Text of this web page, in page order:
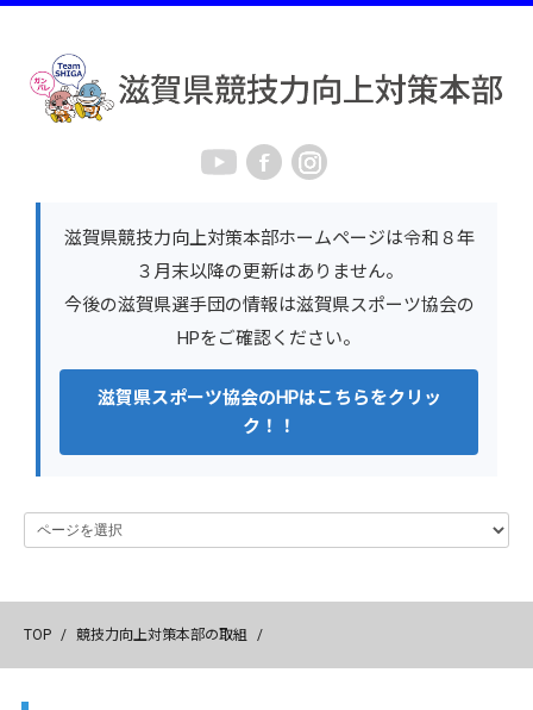
滋賀県競技力向上対策本部ホームページは令和８年
３月末以降の更新はありません。
今後の滋賀県選手団の情報は滋賀県スポーツ協会の
HPをご確認ください。
滋賀県スポーツ協会のHPはこちらをクリッ
ク！！
TOP / 競技力向上対策本部の取組 /